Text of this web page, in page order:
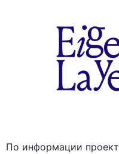
По информации